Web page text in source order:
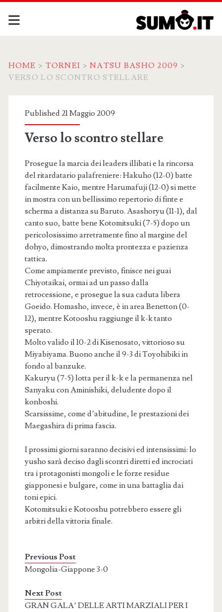
HOME > TORNEI >NATSU BASHO 2009 >
VERSO LO SCONTRO STELLARE
Published 21 Maggio 2009
Verso lo scontro stellare
Prosegue la marcia dei leaders illibati e la rincorsa
del ritardatario palafreniere: Hakuho (12-0) batte
facilmente Kaio, mentre Harumafuji (12-0) si mette
in mostra con un bellissimo repertorio di finte e
scherma a distanza su Baruto. Asashoryu (11-1), dal
canto suo, batte bene Kotomitsuki (7-5) dopo un
pericolosissimo arretramente fino al margine del
dohyo, dimostrando molta prontezza e pazienza
tattica.
Come ampiamente previsto, finisce nei guai
Chiyotaikai, ormai ad un passo dalla
retrocessione, e prosegue la sua caduta libera
Goeido. Homasho, invece, è in area Benetton (0-
12), mentre Kotooshu raggiunge il k-k tanto
sperato.
Molto valido il 10-2 di Kisenosato, vittorioso su
Miyabiyama. Buono anche il 9-3 di Toyohibiki in
fondo al banzuke.
Kakuryu (7-5) lotta per il k-k e la permanenza nel
Sanyaku con Aminishiki, deludente dopo il
konboshi.
Scarsissime, come d’abitudine, le prestazioni dei
Maegashira di prima fascia.
I prossimi giorni saranno decisivi ed intensissimi: lo
yusho sarà deciso dagli scontri diretti ed incrociati
tra i protagonisti mongoli e le forze residue
giapponesi e bulgare, come in una battaglia dai
toni epici.
Kotomitsuki e Kotooshu potrebbero essere gli
arbitri della vittoria finale.
Previous Post
Mongolia-Giappone 3-0
Next Post
GRAN GALA’ DELLE ARTI MARZIALI PER I